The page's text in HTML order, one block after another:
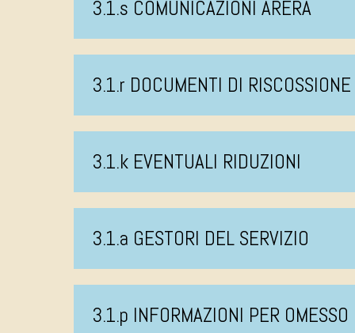
3.1.s COMUNICAZIONI ARERA
3.1.r DOCUMENTI DI
3.1.k EVENTUALI RIDUZIONI
3.1.a GESTORI DEL SERVIZIO
3.1.p INFORMAZIONI PER OMESSO